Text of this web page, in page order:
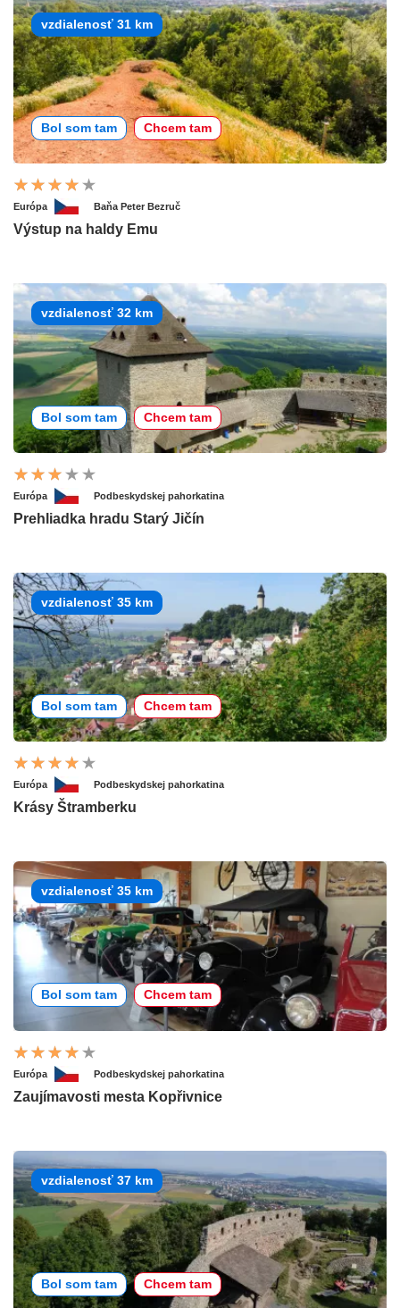
vzdialenosť 31 km
Bol som tam Chcem tam
Európa Baňa Peter Bezruč
Výstup na haldy Emu
vzdialenosť 32 km
Bol som tam Chcem tam
Európa Podbeskydskej pahorkatina
Prehliadka hradu Starý Jičín
vzdialenosť 35 km
Bol som tam Chcem tam
Európa Podbeskydskej pahorkatina
Krásy Štramberku
vzdialenosť 35 km
Bol som tam Chcem tam
Európa Podbeskydskej pahorkatina
Zaujímavosti mesta Kopřivnice
vzdialenosť 37 km
Bol som tam Chcem tam